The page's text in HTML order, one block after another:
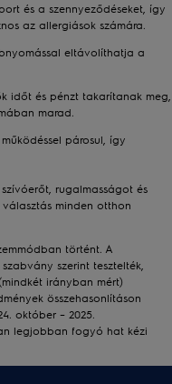
és a szennyeződéseket, így
az allergiások számára.
eltávolíthatja a
időt és pénzt takarítanak meg,
marad.
párosul, így
rugalmasságot és
minden otthon
történt. A
szerint tesztelték,
irányban mért)
összehasonlításon
október – 2025.
legjobban fogyó hat kézi